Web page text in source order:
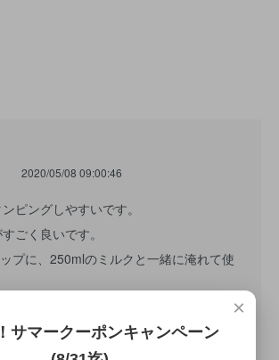
2020/05/08 09:00:46
ピングしやすいです。
ごく良いです。
プに、250mlのミルクと一緒に淹れて使
気分や用途で使い分けてます。
×
サマークーポンキャンペーン